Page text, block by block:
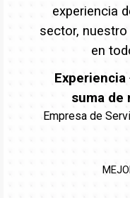
experiencia
sector,
en
suma de
Empresa de